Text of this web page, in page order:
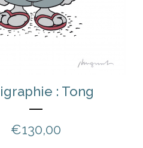
: Tong
€130,00